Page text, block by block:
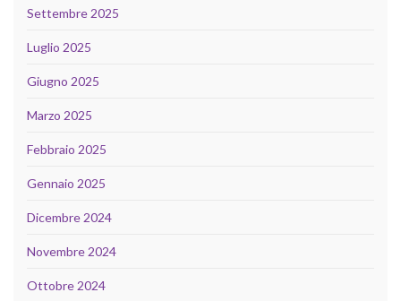
Settembre 2025
Luglio 2025
Giugno 2025
Marzo 2025
Febbraio 2025
Gennaio 2025
Dicembre 2024
Novembre 2024
Ottobre 2024